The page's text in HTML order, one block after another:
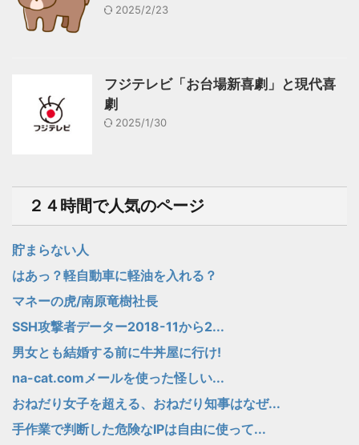
2025/2/23
フジテレビ「お台場新喜劇」と現代喜
劇
2025/1/30
２４時間で人気のページ
貯まらない人
はあっ？軽自動車に軽油を入れる？
マネーの虎/南原竜樹社長
SSH攻撃者データー2018-11から2...
男女とも結婚する前に牛丼屋に行け!
na-cat.comメールを使った怪しい...
おねだり女子を超える、おねだり知事はなぜ...
手作業で判断した危険なIPは自由に使って...